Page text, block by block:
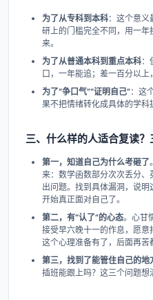
为了从专科到本科：这个意
研上的门槛完全不同，用一
来。
为了从普通本科到重点本科：
口，一年能追；差一百分以上
为了“争口气”“证明自己”：这
果不把情绪转化成具体的学科
三、什么样的人适合复读
第一，知道自己为什么考砸了
来：数学函数部分次次丢分
出问题。找到具体漏洞，说明
开始真正面对自己了。
第二，有“认了”的心态。心甘
接受早六晚十一的作息，愿意
这个心理准备有了，后面再苦
第三，找到了能管住自己的地
插班能跟上吗？这三个问题想